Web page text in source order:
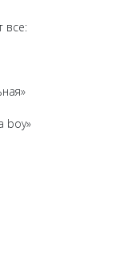
все:
boy»